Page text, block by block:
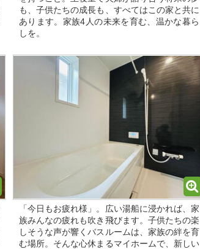
も、子供たちの成長も、すべてはこの家と共に
あります。家族4人の未来を育む、温かな暮ら
しを。
「今日もお疲れ様」。広い湯船に浸かれば、家
族みんなの疲れも吹き飛びます。子供たちの楽
しそうな声が響くバスルームは、家族の絆を育
む場所。そんな心休まるマイホームで、新しい